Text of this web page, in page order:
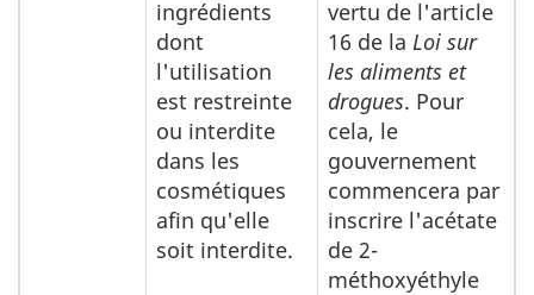
ingrédients
dont
l'utilisation
est restreinte
ou interdite
dans les
cosmétiques
afin qu'elle
soit interdite.
vertu de l'article
16 de la Loi sur
les aliments et
drogues. Pour
cela, le
gouvernement
commencera par
inscrire l'acétate
de 2-
méthoxyéthyle